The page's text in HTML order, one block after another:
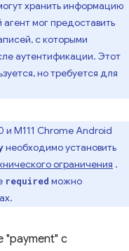
хранить информацию
агент мог предоставить
с которыми
аутентификации. Этот
но требуется для
и M111 Chrome Android
необходимо установить
ограничения .
required можно
"payment" с